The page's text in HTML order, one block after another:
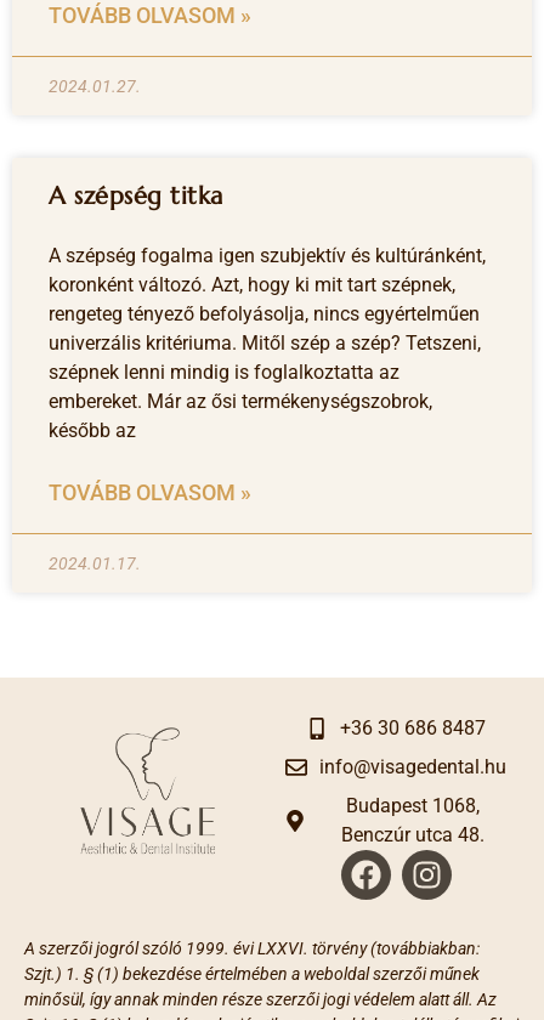
TOVÁBB OLVASOM »
2024.01.27.
A szépség titka
A szépség fogalma igen szubjektív és kultúránként,
koronként változó. Azt, hogy ki mit tart szépnek,
rengeteg tényező befolyásolja, nincs egyértelműen
univerzális kritériuma. Mitől szép a szép? Tetszeni,
szépnek lenni mindig is foglalkoztatta az
embereket. Már az ősi termékenységszobrok,
később az
TOVÁBB OLVASOM »
2024.01.17.
+36 30 686 8487
info@visagedental.hu
Budapest 1068,
Benczúr utca 48.
A szerzői jogról szóló 1999. évi LXXVI. törvény (továbbiakban:
Szjt.) 1. § (1) bekezdése értelmében a weboldal szerzői műnek
minősül, így annak minden része szerzői jogi védelem alatt áll. Az